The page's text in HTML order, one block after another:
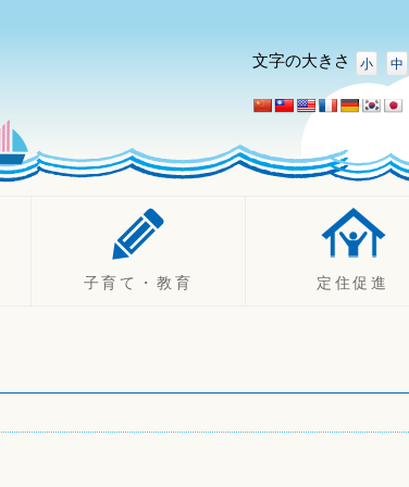
文字の大きさ 小 中
子育て・教育 定住促進